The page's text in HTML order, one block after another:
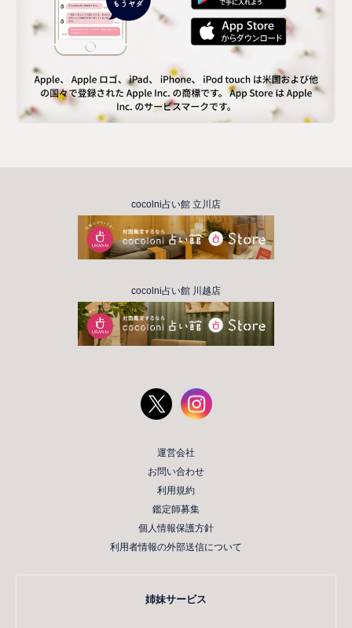
cocolni占い館 立川店
cocolni占い館 川越店
運営会社
お問い合わせ
利用規約
鑑定師募集
個人情報保護方針
利用者情報の外部送信について
姉妹サービス